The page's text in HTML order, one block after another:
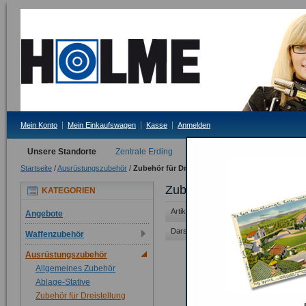
Mein Konto Mein Einkaufswagen Kasse Anmelden
Unsere Standorte Zentrale Erding
Startseite /Ausrüstungszubehör / Zubehör für Dreistellung
Zubehör für Dreistellung
Artikel 1 auf 10 von 14 gesamt
Darstellung als: Raster Liste
Centra
KATEGORIEN
Angebote
Waffenzubehör
Ausrüstungszubehör
Allgemeines Zubehör
Ablage-Stative
Zubehör für Dreistellung